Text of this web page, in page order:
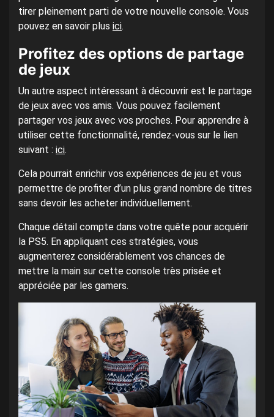
tirer pleinement parti de votre nouvelle console. Vous
pouvez en savoir plus ici.
Profitez des options de partage
de jeux
Un autre aspect intéressant à découvrir est le partage
de jeux avec vos amis. Vous pouvez facilement
partager vos jeux avec vos proches. Pour apprendre à
utiliser cette fonctionnalité, rendez-vous sur le lien
suivant : ici.
Cela pourrait enrichir vos expériences de jeu et vous
permettre de profiter d’un plus grand nombre de titres
sans devoir les acheter individuellement.
Chaque détail compte dans votre quête pour acquérir
la PS5. En appliquant ces stratégies, vous
augmenterez considérablement vos chances de
mettre la main sur cette console très prisée et
appréciée par les gamers.